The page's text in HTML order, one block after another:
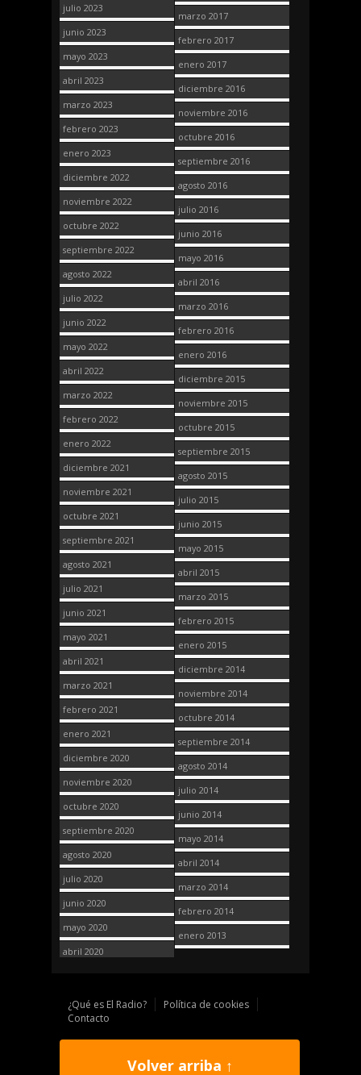
julio 2023
junio 2023
mayo 2023
abril 2023
marzo 2023
febrero 2023
enero 2023
diciembre 2022
noviembre 2022
octubre 2022
septiembre 2022
agosto 2022
julio 2022
junio 2022
mayo 2022
abril 2022
marzo 2022
febrero 2022
enero 2022
diciembre 2021
noviembre 2021
octubre 2021
septiembre 2021
agosto 2021
julio 2021
junio 2021
mayo 2021
abril 2021
marzo 2021
febrero 2021
enero 2021
diciembre 2020
noviembre 2020
octubre 2020
septiembre 2020
agosto 2020
julio 2020
junio 2020
mayo 2020
abril 2020
marzo 2017
febrero 2017
enero 2017
diciembre 2016
noviembre 2016
octubre 2016
septiembre 2016
agosto 2016
julio 2016
junio 2016
mayo 2016
abril 2016
marzo 2016
febrero 2016
enero 2016
diciembre 2015
noviembre 2015
octubre 2015
septiembre 2015
agosto 2015
julio 2015
junio 2015
mayo 2015
abril 2015
marzo 2015
febrero 2015
enero 2015
diciembre 2014
noviembre 2014
octubre 2014
septiembre 2014
agosto 2014
julio 2014
junio 2014
mayo 2014
abril 2014
marzo 2014
febrero 2014
enero 2013
¿Qué es El Radio?
Política de cookies
Contacto
Volver arriba ↑